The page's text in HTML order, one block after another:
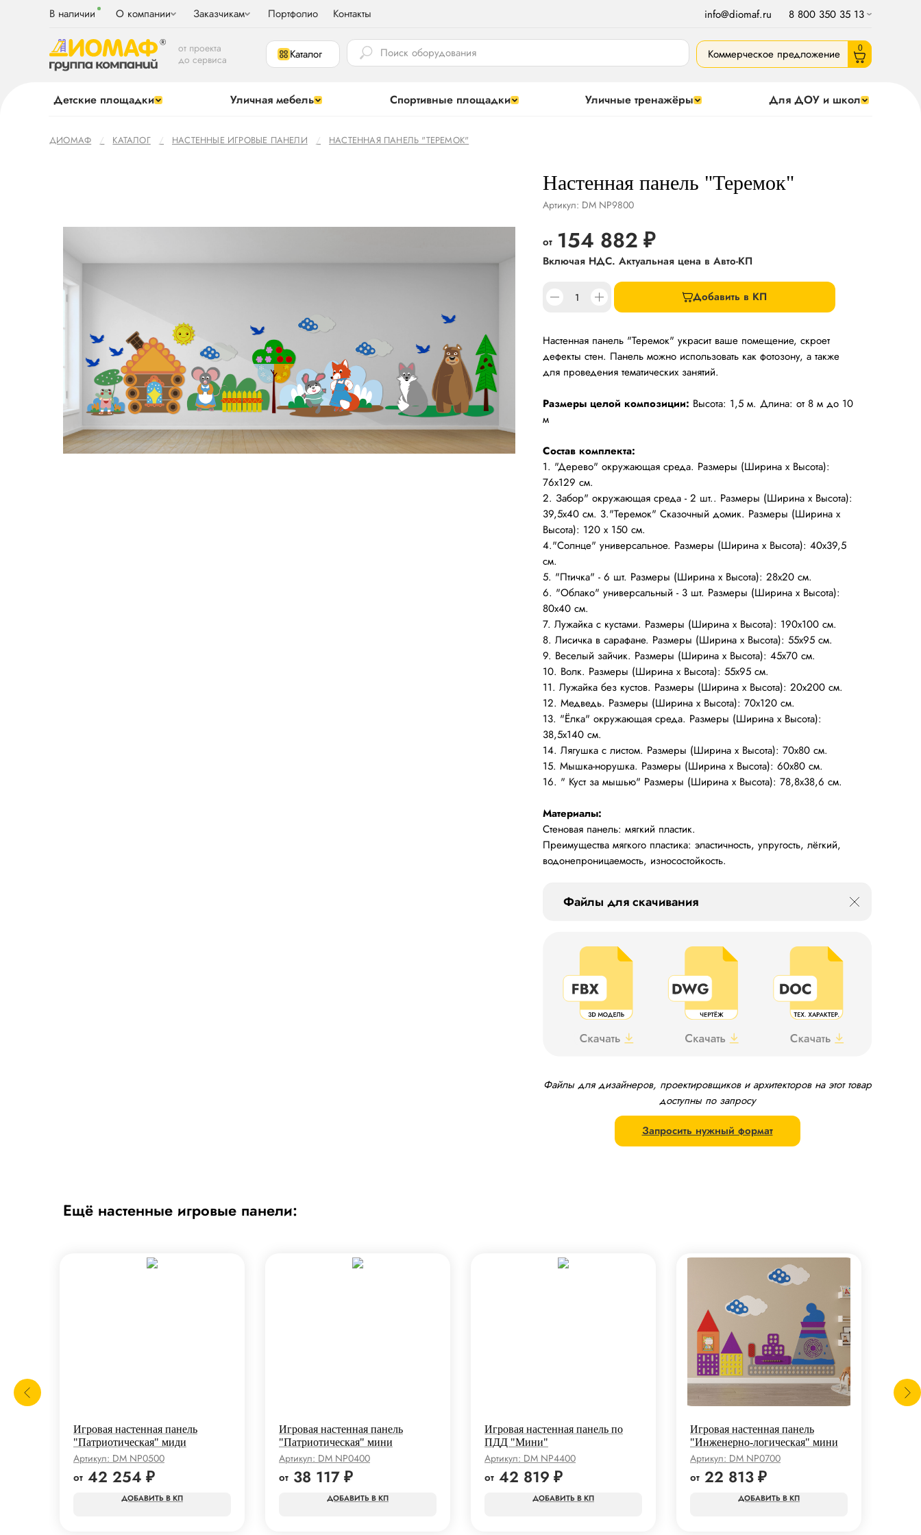
О компании
В наличии Заказчикам Портфолио Контакты info@diomaf.ru 8 800 350 35 13
от проекта
до сервиса
Каталог Коммерческое предложение 0
Детские площадки Уличная мебель Спортивные площадки Уличные тренажёры Для ДОУ и школ
ДИОМАФ КАТАЛОГ НАСТЕННЫЕ ИГРОВЫЕ ПАНЕЛИ НАСТЕННАЯ ПАНЕЛЬ "ТЕРЕМОК"
Настенная панель "Теремок"
Артикул: DM NP9800
154 882 ₽
Добавить в КП
Настенная панель "Теремок" украсит ваше помещение, скроет
дефекты стен. Панель можно использовать как фотозону, а также
для проведения тематических занятий.
Размеры целой композиции: Высота: 1,5 м. Длина: от 8 м до 10
м
Состав комплекта:
1. "Дерево" окружающая среда. Размеры (Ширина х Высота):
76х129 см.
2. Забор" окружающая среда - 2 шт.. Размеры (Ширина х Высота):
39,5х40 см. 3."Теремок" Сказочный домик. Размеры (Ширина х
Высота): 120 х 150 см.
4."Солнце" универсальное. Размеры (Ширина х Высота): 40х39,5
см.
5. "Птичка" - 6 шт. Размеры (Ширина х Высота): 28х20 см.
6. "Облако" универсальный - 3 шт. Размеры (Ширина х Высота):
80х40 см.
7. Лужайка с кустами. Размеры (Ширина х Высота): 190х100 см.
8. Лисичка в сарафане. Размеры (Ширина х Высота): 55х95 см.
9. Веселый зайчик. Размеры (Ширина х Высота): 45х70 см.
10. Волк. Размеры (Ширина х Высота): 55х95 см.
11. Лужайка без кустов. Размеры (Ширина х Высота): 20х200 см.
12. Медведь. Размеры (Ширина х Высота): 70х120 см.
13. "Ёлка" окружающая среда. Размеры (Ширина х Высота):
38,5х140 см.
14. Лягушка с листом. Размеры (Ширина х Высота): 70х80 см.
15. Мышка-норушка. Размеры (Ширина х Высота): 60х80 см.
16. " Куст за мышью" Размеры (Ширина х Высота): 78,8х38,6 см.
Материалы:
Стеновая панель: мягкий пластик.
Преимущества мягкого пластика: эластичность, упругость, лёгкий,
водонепроницаемость, износостойкость.
Файлы для скачивания
Файлы для дизайнеров, проектировщиков и архитекторов на этот товар
доступны по запросу
Запросить нужный формат
Ещё настенные игровые панели:
Игровая настенная панель
"Патриотическая" миди
Артикул: DM NP0500
42 254 ₽
КП
Игровая настенная панель
"Патриотическая" мини
Артикул: DM NP0400
38 117₽
КП
Игровая настенная панель по
ПДД "Мини"
Артикул: DM NP4400
42 819 ₽
КП
Игровая настенная панель
"Инженерно-логическая" мини
Артикул: DM NP0700
22 813₽
КП